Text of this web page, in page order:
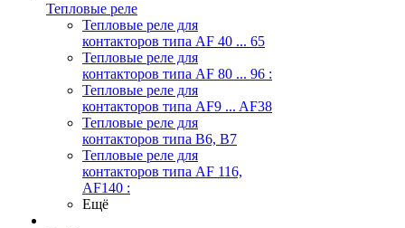
Тепловые реле
Тепловые реле для
контакторов типа AF 40 ... 65
Тепловые реле для
контакторов типа AF 80 ... 96 :
Тепловые реле для
контакторов типа AF9 ... AF38
Тепловые реле для
контакторов типа В6, В7
Тепловые реле для
контакторов типа AF 116,
AF140 :
Ещё